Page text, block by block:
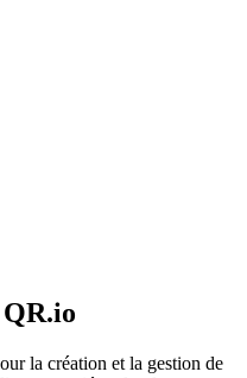
la création et la gestion de